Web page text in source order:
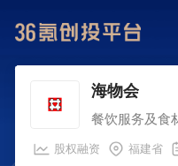
海物会
餐饮服务及食
股权融资 福建省